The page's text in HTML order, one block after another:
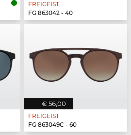
FREIGEIST
FG 863042 - 40
€ 56,00
FREIGEIST
FG 863049C - 60